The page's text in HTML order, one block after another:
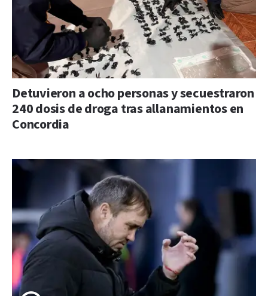
Detuvieron a ocho personas y secuestraron
240 dosis de droga tras allanamientos en
Concordia